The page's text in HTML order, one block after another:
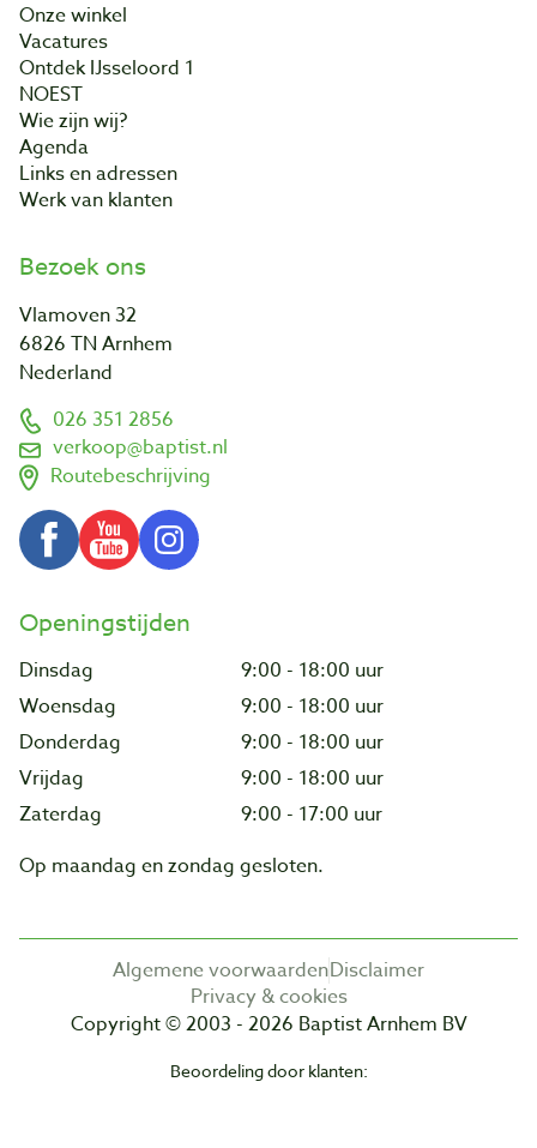
Onze winkel
Vacatures
Ontdek IJsseloord 1
NOEST
Wie zijn wij?
Agenda
Links en adressen
Werk van klanten
Bezoek ons
Vlamoven 32
6826 TN Arnhem
Nederland
026 351 2856
verkoop@baptist.nl
Routebeschrijving
Openingstijden
Dinsdag
9:00 - 18:00 uur
Woensdag
9:00 - 18:00 uur
Donderdag
9:00 - 18:00 uur
Vrijdag
9:00 - 18:00 uur
Zaterdag
9:00 - 17:00 uur
Op maandag en zondag gesloten.
Algemene voorwaardenDisclaimer
Privacy & cookies
Copyright © 2003 - 2026 Baptist Arnhem BV
Beoordeling door klanten: